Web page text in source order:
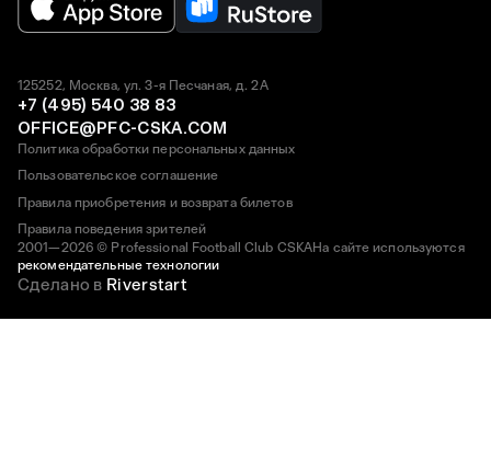
2001—2026 © Professional Football Club CSKAНа сайте используются
рекомендательные технологии
125252, Москва, ул. 3-я Песчаная, д. 2А
+7 (495) 540 38 83
OFFICE@PFC-CSKA.COM
Политика обработки персональных данных
Пользовательское соглашение
Правила приобретения и возврата билетов
Правила поведения зрителей
Сделано в Riverstart